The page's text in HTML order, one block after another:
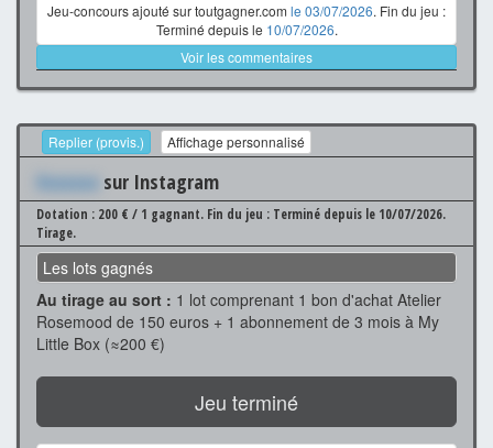
Jeu-concours ajouté sur toutgagner.com le 03/07/2026. Fin du jeu :
Terminé depuis le 10/07/2026.
Voir les commentaires
Replier (provis.) Affichage personnalisé
Xxxxxxx sur Instagram
Dotation : 200 € / 1 gagnant. Fin du jeu : Terminé depuis le 10/07/2026.
Tirage.
Les lots gagnés
Au tirage au sort : 1 lot comprenant 1 bon d'achat Atelier
Rosemood de 150 euros + 1 abonnement de 3 mois à My
Little Box (≈200 €)
Jeu terminé